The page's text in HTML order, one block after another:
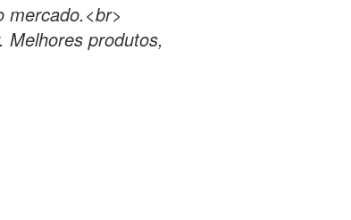
mercado.<br>
Melhores produtos,